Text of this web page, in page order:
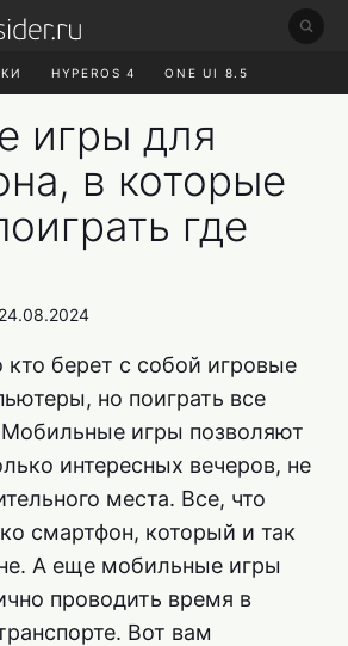
HYPEROS 4 ONE UI 8.5
игры для
в которые
где
24.08.2024
кто берет с собой игровые
но поиграть все
Мобильные игры позволяют
интересных вечеров, не
места. Все, что
смартфон, который и так
А еще мобильные игры
проводить время в
Вот вам